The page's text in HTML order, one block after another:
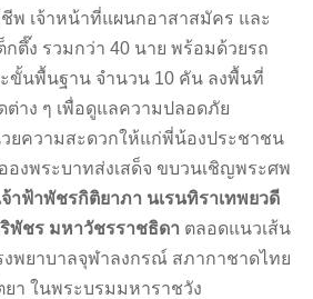
พ เจ้าหน้าที่แผนกอาสาสมัคร และ
ตึ๊ง รวมกว่า 40 นาย พร้อมด้วยรถ
ขั้นพื้นฐาน จำนวน 10 คัน ลงพื้นที่
ต่าง ๆ เพื่อดูแลความปลอดภัย
ยความสะดวกให้แก่พี่น้องประชาชน
องพระบาทส่งเสด็จ ขบวนเชิญพระศพ
จ้าฟ้าพัชรกิติยาภา นเรนทิราเทพยวดี
พัชร มหาวัชรราชธิดา ตลอดแนวเส้น
งพยาบาลจุฬาลงกรณ์ สภากาชาดไทย
า ในพระบรมมหาราชวัง